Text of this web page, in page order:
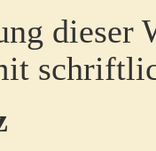
dieser